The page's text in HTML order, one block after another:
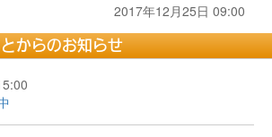
2017年12月25日 09:00
からのお知らせ